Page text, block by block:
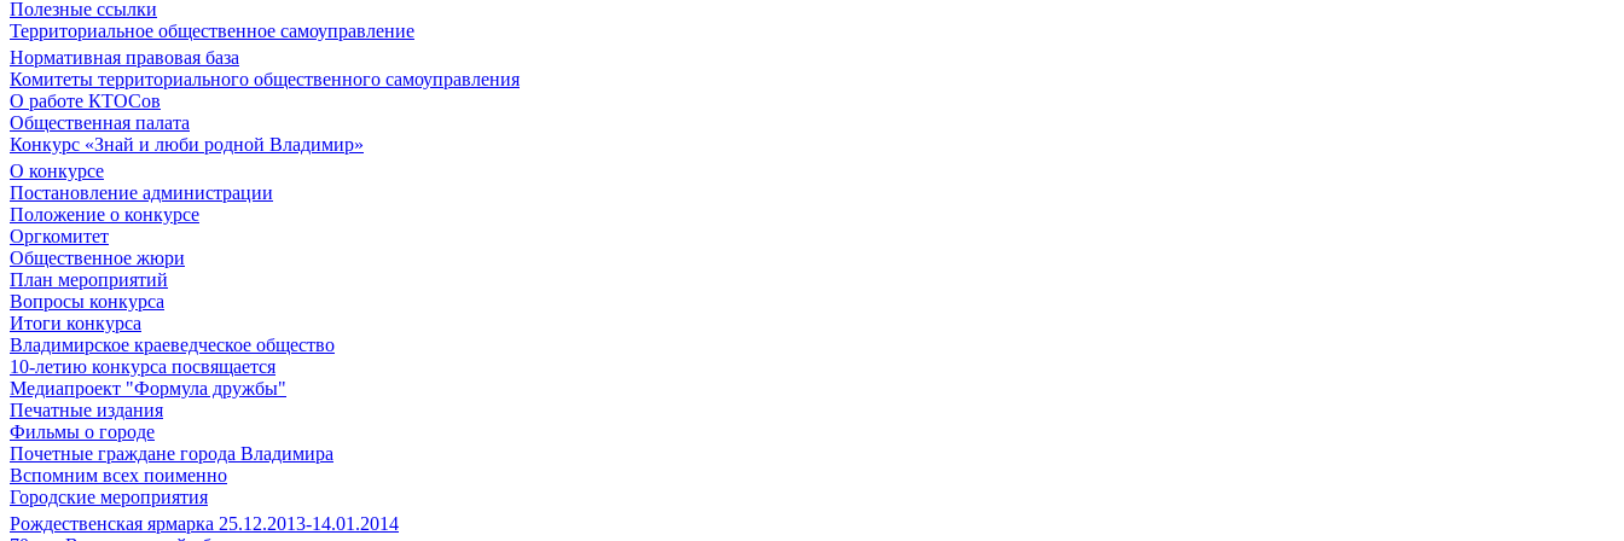
Полезные ссылки
Территориальное общественное самоуправление
Нормативная правовая база
Комитеты территориального общественного самоуправления
О работе КТОСов
Общественная палата
Конкурс «Знай и люби родной Владимир»
О конкурсе
Постановление администрации
Положение о конкурсе
Оргкомитет
Общественное жюри
План мероприятий
Вопросы конкурса
Итоги конкурса
Владимирское краеведческое общество
10-летию конкурса посвящается
Медиапроект "Формула дружбы"
Печатные издания
Фильмы о городе
Почетные граждане города Владимира
Вспомним всех поименно
Городские мероприятия
Рождественская ярмарка 25.12.2013-14.01.2014